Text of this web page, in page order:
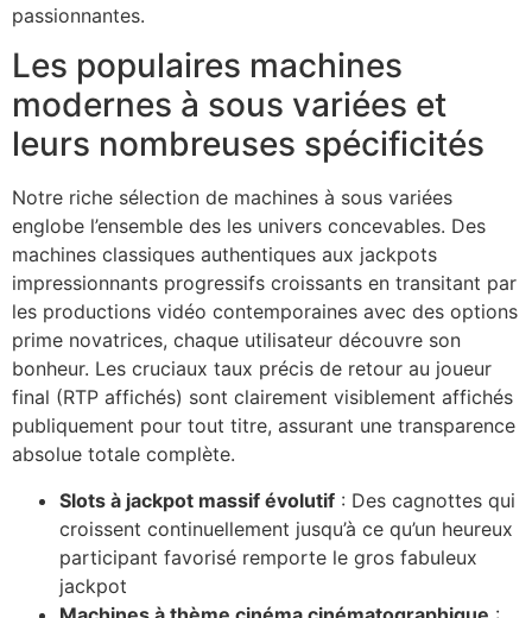
Panel
Panel
oku
Panel
Panel
panel
Oku
panel
panel
passionnantes.
Les populaires machines
modernes à sous variées et
leurs nombreuses spécificités
Notre riche sélection de machines à sous variées
englobe l’ensemble des les univers concevables. Des
machines classiques authentiques aux jackpots
impressionnants progressifs croissants en transitant par
les productions vidéo contemporaines avec des options
prime novatrices, chaque utilisateur découvre son
bonheur. Les cruciaux taux précis de retour au joueur
final (RTP affichés) sont clairement visiblement affichés
publiquement pour tout titre, assurant une transparence
absolue totale complète.
Slots à jackpot massif évolutif : Des cagnottes qui
croissent continuellement jusqu’à ce qu’un heureux
participant favorisé remporte le gros fabuleux
jackpot